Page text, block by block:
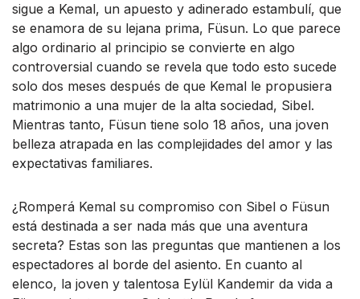
sigue a Kemal, un apuesto y adinerado estambulí, que
se enamora de su lejana prima, Füsun. Lo que parece
algo ordinario al principio se convierte en algo
controversial cuando se revela que todo esto sucede
solo dos meses después de que Kemal le propusiera
matrimonio a una mujer de la alta sociedad, Sibel.
Mientras tanto, Füsun tiene solo 18 años, una joven
belleza atrapada en las complejidades del amor y las
expectativas familiares.
¿Romperá Kemal su compromiso con Sibel o Füsun
está destinada a ser nada más que una aventura
secreta? Estas son las preguntas que mantienen a los
espectadores al borde del asiento. En cuanto al
elenco, la joven y talentosa Eylül Kandemir da vida a